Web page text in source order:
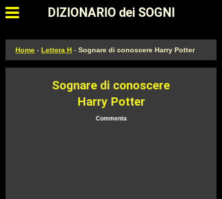
Apri il menu principale
DIZIONARIO dei SOGNI
Home - Lettera H -Sognare di conoscere Harry Potter
Sognare di conoscere
Harry Potter
Commenta